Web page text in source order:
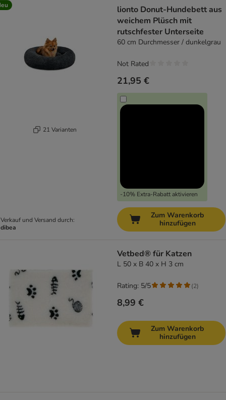
21 Varianten
Verkauf und Versand durch:
dibea
lionto Donut-Hundebett aus
weichem Plüsch mit
rutschfester Unterseite
60 cm Durchmesser / dunkelgrau
21,95 €
-10% Extra-Rabatt aktivieren
Not Rated
Zum Warenkorb
hinzufügen
Vetbed® für Katzen
L 50 x B 40 x H 3 cm
8,99 €
Rating: 5/5 (2)
Zum Warenkorb
hinzufügen